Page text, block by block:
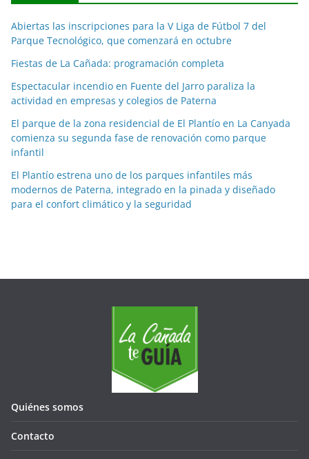
i
a
s
p
o
m
e
e
s
Abiertas las inscripciones para la V Liga de Fútbol 7 del
Parque Tecnológico, que comenzará en octubre
Fiestas de La Cañada: programación completa
Espectacular incendio en Fuente del Jarro paraliza la
actividad en empresas y colegios de Paterna
El parque de la zona residencial de El Plantío en La Canyada
comienza su segunda fase de renovación como parque
infantil
El Plantío estrena uno de los parques infantiles más
modernos de Paterna, integrado en la pinada y diseñado
para el confort climático y la seguridad
Quiénes somos
Contacto